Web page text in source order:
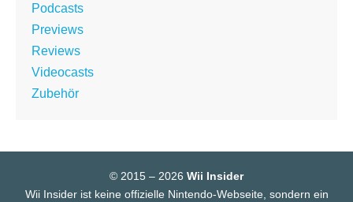
Podcasts
Previews
Reviews
Videocasts
Zubehör
© 2015 – 2026 Wii Insider
Wii Insider ist keine offizielle Nintendo-Webseite, sondern ein